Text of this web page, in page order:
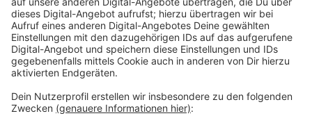
am Kanalsystem und gefährdeten Objekten nahe der
Gewässer.Hierkommt ihr zu der Gefahrenkarte und
den Simulationen.
Anzeige